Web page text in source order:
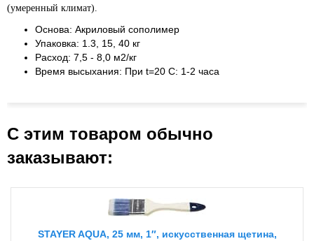
(умеренный климат).
Основа: Акриловый сополимер
Упаковка: 1.3, 15, 40 кг
Расход: 7,5 - 8,0 м2/кг
Время высыхания: При t=20 С: 1-2 часа
С этим товаром обычно
заказывают:
STAYER AQUA, 25 мм, 1″, искусственная щетина,